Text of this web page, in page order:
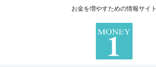
お金を増やすための情報サイト